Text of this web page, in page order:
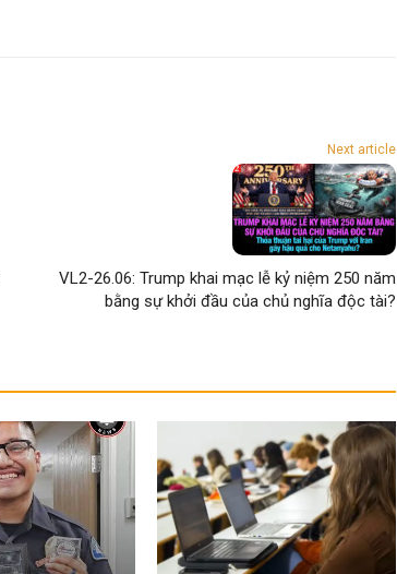
Next article
VL2-26.06: Trump khai mạc lễ kỷ niệm 250 năm
bằng sự khởi đầu của chủ nghĩa độc tài?